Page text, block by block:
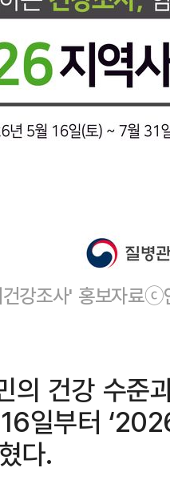
강조사' 홍보자료ⓒ
의 건강 수준
일부터
다.